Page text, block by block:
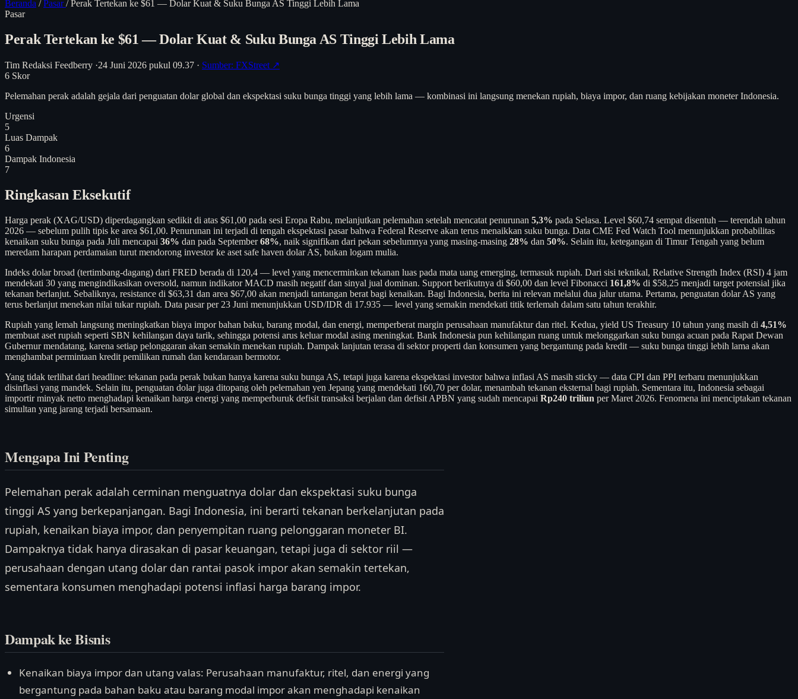
Beranda / Pasar/ Perak Tertekan ke $61 — Dolar Kuat & Suku Bunga AS Tinggi Lebih Lama
Pasar
Perak Tertekan ke $61 — Dolar Kuat & Suku Bunga AS Tinggi Lebih Lama
Tim Redaksi Feedberry ·24 Juni 2026 pukul 09.37 · Sumber: FXStreet ↗
6 Skor
Pelemahan perak adalah gejala dari penguatan dolar global dan ekspektasi suku bunga tinggi yang lebih lama — kombinasi ini langsung menekan rupiah, biaya impor, dan ruang kebijakan moneter Indonesia.
Urgensi
5
Luas Dampak
6
Dampak Indonesia
7
Ringkasan Eksekutif
Harga perak (XAG/USD) diperdagangkan sedikit di atas $61,00 pada sesi Eropa Rabu, melanjutkan pelemahan setelah mencatat penurunan 5,3% pada Selasa. Level $60,74 sempat disentuh — terendah tahun
2026 — sebelum pulih tipis ke area $61,00. Penurunan ini terjadi di tengah ekspektasi pasar bahwa Federal Reserve akan terus menaikkan suku bunga. Data CME Fed Watch Tool menunjukkan probabilitas
kenaikan suku bunga pada Juli mencapai 36% dan pada September68%, naik signifikan dari pekan sebelumnya yang masing-masing 28% dan 50%. Selain itu, ketegangan di Timur Tengah yang belum
meredam harapan perdamaian turut mendorong investor ke aset safe haven dolar AS, bukan logam mulia.
Indeks dolar broad (tertimbang-dagang) dari FRED berada di 120,4 — level yang mencerminkan tekanan luas pada mata uang emerging, termasuk rupiah. Dari sisi teknikal, Relative Strength Index (RSI) 4 jam
mendekati 30 yang mengindikasikan oversold, namun indikator MACD masih negatif dan sinyal jual dominan. Support berikutnya di $60,00 dan level Fibonacci 161,8% di $58,25 menjadi target potensial jika
tekanan berlanjut. Sebaliknya, resistance di $63,31 dan area $67,00 akan menjadi tantangan berat bagi kenaikan. Bagi Indonesia, berita ini relevan melalui dua jalur utama. Pertama, penguatan dolar AS yang
terus berlanjut menekan nilai tukar rupiah. Data pasar per 23 Juni menunjukkan USD/IDR di 17.935 — level yang semakin mendekati titik terlemah dalam satu tahun terakhir.
Rupiah yang lemah langsung meningkatkan biaya impor bahan baku, barang modal, dan energi, memperberat margin perusahaan manufaktur dan ritel. Kedua, yield US Treasury 10 tahun yang masih di 4,51%
membuat aset rupiah seperti SBN kehilangan daya tarik, sehingga potensi arus keluar modal asing meningkat. Bank Indonesia pun kehilangan ruang untuk melonggarkan suku bunga acuan pada Rapat Dewan
Gubernur mendatang, karena setiap pelonggaran akan semakin menekan rupiah. Dampak lanjutan terasa di sektor properti dan konsumen yang bergantung pada kredit — suku bunga tinggi lebih lama akan
menghambat permintaan kredit pemilikan rumah dan kendaraan bermotor.
Yang tidak terlihat dari headline: tekanan pada perak bukan hanya karena suku bunga AS, tetapi juga karena ekspektasi investor bahwa inflasi AS masih sticky — data CPI dan PPI terbaru menunjukkan
disinflasi yang mandek. Selain itu, penguatan dolar juga ditopang oleh pelemahan yen Jepang yang mendekati 160,70 per dolar, menambah tekanan eksternal bagi rupiah. Sementara itu, Indonesia sebagai
importir minyak netto menghadapi kenaikan harga energi yang memperburuk defisit transaksi berjalan dan defisit APBN yang sudah mencapai Rp240 triliun per Maret 2026. Fenomena ini menciptakan tekanan
simultan yang jarang terjadi bersamaan.
Mengapa Ini Penting
Pelemahan perak adalah cerminan menguatnya dolar dan ekspektasi suku bunga
tinggi AS yang berkepanjangan. Bagi Indonesia, ini berarti tekanan berkelanjutan pada
rupiah, kenaikan biaya impor, dan penyempitan ruang pelonggaran moneter BI.
Dampaknya tidak hanya dirasakan di pasar keuangan, tetapi juga di sektor riil —
perusahaan dengan utang dolar dan rantai pasok impor akan semakin tertekan,
sementara konsumen menghadapi potensi inflasi harga barang impor.
Dampak ke Bisnis
Kenaikan biaya impor dan utang valas: Perusahaan manufaktur, ritel, dan energi yang
bergantung pada bahan baku atau barang modal impor akan menghadapi kenaikan